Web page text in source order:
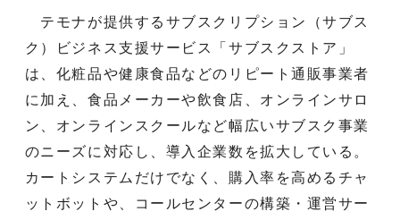
テモナが提供するサブスクリプション（サブス
ク）ビジネス支援サービス「サブスクストア」
は、化粧品や健康食品などのリピート通販事業者
に加え、食品メーカーや飲食店、オンラインサロ
ン、オンラインスクールなど幅広いサブスク事業
のニーズに対応し、導入企業数を拡大している。
カートシステムだけでなく、購入率を高めるチャ
ットボットや、コールセンターの構築・運営サー